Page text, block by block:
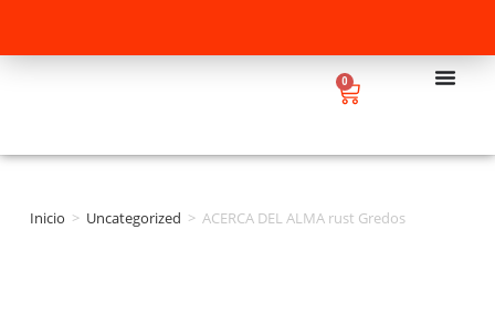
0
Inicio > Uncategorized > ACERCA DEL ALMA rust Gredos